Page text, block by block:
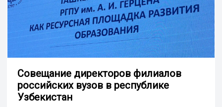
Совещание директоров филиалов
российских вузов в республике
Узбекистан